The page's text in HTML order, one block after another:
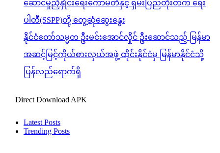
ဆောင်မှုညှိနှိုင်းရေးကော်မတီနှင့် ရှမ်းပြည်တိုးတက် ရေး
ပါတီ(SSPP)တို့ တွေ့ဆုံဆွေးနွေး
နိုင်ငံတော်သမ္မတ ဦးမင်းအောင်လှိုင် ဦးဆောင်သည့် မြန်မာ
အဆင့်မြင့်ကိုယ်စားလှယ်အဖွဲ့ ထိုင်းနိုင်ငံမှ မြန်မာနိုင်ငံသို့
ပြန်လည်ရောက်ရှိ
Direct Download APK
Latest Posts
Trending Posts